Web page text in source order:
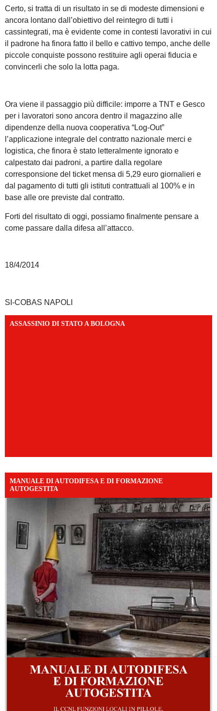
Certo, si tratta di un risultato in se di modeste dimensioni e
ancora lontano dall’obiettivo del reintegro di tutti i
cassintegrati, ma è evidente come in contesti lavorativi in cui
il padrone ha finora fatto il bello e cattivo tempo, anche delle
piccole conquiste possono restituire agli operai fiducia e
convincerli che solo la lotta paga.
Ora viene il passaggio più difficile: imporre a TNT e Gesco
per i lavoratori sono ancora dentro il magazzino alle
dipendenze della nuova cooperativa “Log-Out”
l’applicazione integrale del contratto nazionale merci e
logistica, che finora è stato letteralmente ignorato e
calpestato dai padroni, a partire dalla regolare
corresponsione del ticket mensa di 5,29 euro giornalieri e
dal pagamento di tutti gli istituti contrattuali al 100% e in
base alle ore previste dal contratto.
Forti del risultato di oggi, possiamo finalmente pensare a
come passare dalla difesa all’attacco.
18/4/2014
SI-COBAS NAPOLI
ASSASSINIO DI STATO A BOLOGNA
MANUALE DI AUTODIFESA E DI FORMAZIONE
AUTOGESTITA